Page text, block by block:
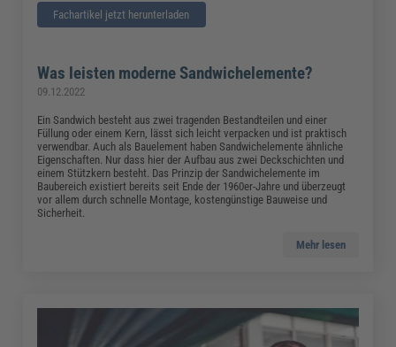
Fachartikel jetzt herunterladen
Was leisten moderne Sandwichelemente?
09.12.2022
Ein Sandwich besteht aus zwei tragenden Bestandteilen und einer
Füllung oder einem Kern, lässt sich leicht verpacken und ist praktisch
verwendbar. Auch als Bauelement haben Sandwichelemente ähnliche
Eigenschaften. Nur dass hier der Aufbau aus zwei Deckschichten und
einem Stützkern besteht. Das Prinzip der Sandwichelemente im
Baubereich existiert bereits seit Ende der 1960er-Jahre und überzeugt
vor allem durch schnelle Montage, kostengünstige Bauweise und
Sicherheit.
Mehr lesen